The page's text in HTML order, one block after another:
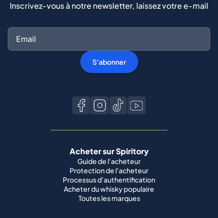
Inscrivez-vous à notre newsletter, laissez votre e-mail
S'abonner
Acheter sur Spiritory
Guide de l'acheteur
Protection de l'acheteur
Processus d'authentification
Acheter du whisky populaire
Toutes les marques